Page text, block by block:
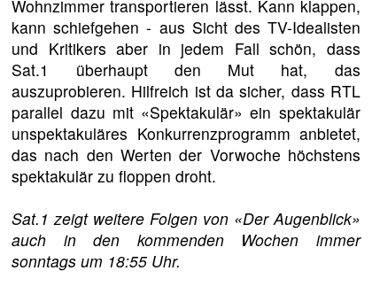
Wohnzimmer transportieren lässt. Kann klappen,
kann schiefgehen - aus Sicht des TV-Idealisten
und Kritikers aber in jedem Fall schön, dass
Sat.1 überhaupt den Mut hat, das
auszuprobieren. Hilfreich ist da sicher, dass RTL
parallel dazu mit «Spektakulär» ein spektakulär
unspektakuläres Konkurrenzprogramm anbietet,
das nach den Werten der Vorwoche höchstens
spektakulär zu floppen droht.
Sat.1 zeigt weitere Folgen von «Der Augenblick»
auch in den kommenden Wochen immer
sonntags um 18:55 Uhr.